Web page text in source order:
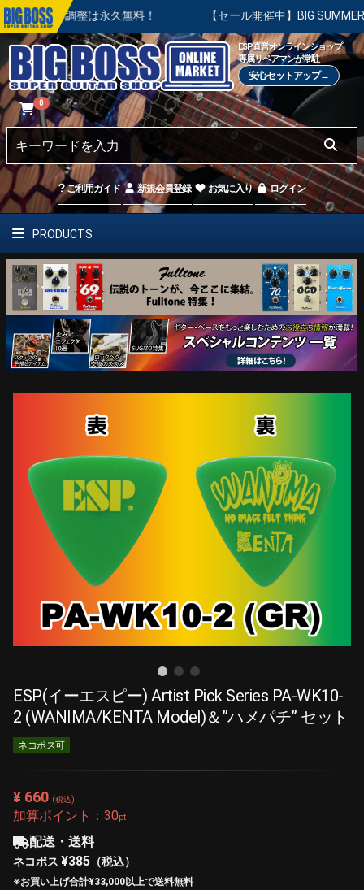
整は永久無料！ 【セール開催中】BIG SUMMER SALE | 対
ESP直営オンラインショップ
専属リペアマンが常駐
安心セットアップ→
0
ご利用ガイド 新規会員登録 お気に入り ログイン
PRODUCTS
ESP(イーエスピー) Artist Pick Series PA-WK10-
2 (WANIMA/KENTA Model)＆”ハメパチ” セット
ネコポス可
¥ 660 (税込)
加算ポイント： 30pt
配送・送料
ネコポス ¥385 （税込）
※お買い上げ合計¥33,000以上で送料無料